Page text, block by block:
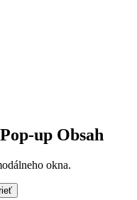
up Obsah
okna.